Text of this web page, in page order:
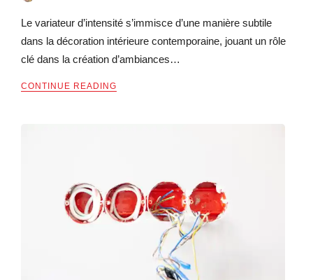
Le variateur d’intensité s’immisce d’une manière subtile
dans la décoration intérieure contemporaine, jouant un rôle
clé dans la création d’ambiances…
CONTINUE READING